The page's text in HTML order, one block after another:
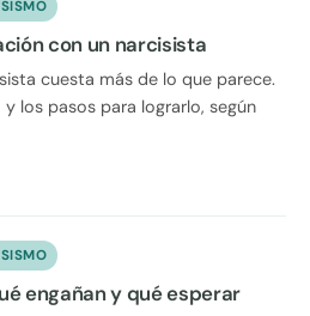
con un narcisista
cuesta más de lo que parece.
los pasos para lograrlo, según
engañan y qué esperar